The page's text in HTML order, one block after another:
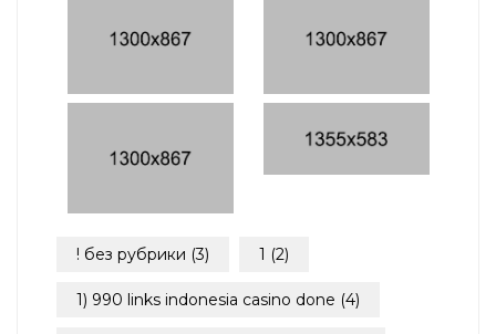
! без рубрики (3) 1 (2)
1) 990 links indonesia casino done (4)